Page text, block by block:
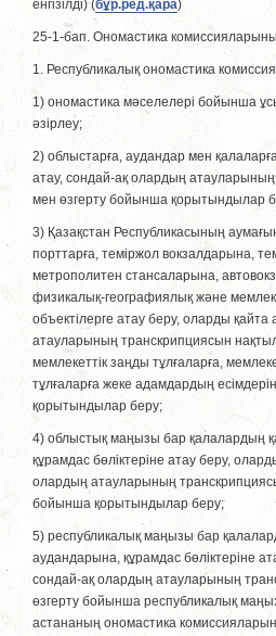
енгізiлдi) (бұр.ред.қара)
25-1-бап. Ономастика
1. Республикалық ономастика
1) ономастика мәселелері бойынша
әзірлеу;
2) облыстарға, аудандар мен
атау, сондай-ақ олардың
мен өзгерту бойынша қорытындылар
3) Қазақстан Республикасының
порттарға, теміржол вокзалдарына,
метрополитен стансаларына,
физикалық-географиялық және
объектілерге атау беру, оларды
атауларының транскрипциясын
мемлекеттік заңды тұлғаларға,
тұлғаларға жеке адамдардың
қорытындылар беру;
4) облыстық маңызы бар қалалардың
құрамдас бөлiктерiне атау беру,
олардың атауларының
бойынша қорытындылар беру;
5) республикалық маңызы бар
аудандарына, құрамдас бөліктеріне
сондай-ақ олардың атауларының
өзгерту бойынша республикалық
астананың ономастика